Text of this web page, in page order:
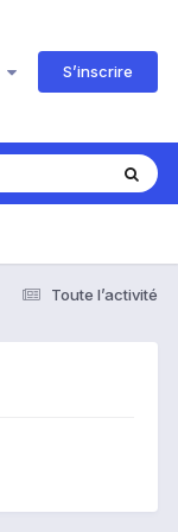
S’inscrire
Toute l’activité